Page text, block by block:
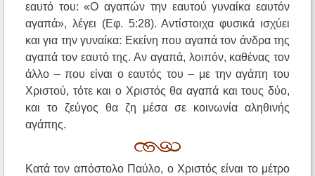
εαυτό του: «Ο αγαπών την εαυτού γυναίκα εαυτόν
αγαπά», λέγει (Εφ. 5:28). Αντίστοιχα φυσικά ισχύει
και για την γυναίκα: Εκείνη που αγαπά τον άνδρα της
αγαπά τον εαυτό της. Αν αγαπά, λοιπόν, καθένας τον
άλλο – που είναι ο εαυτός του – με την αγάπη του
Χριστού, τότε και ο Χριστός θα αγαπά και τους δύο,
και το ζεύγος θα ζη μέσα σε κοινωνία αληθινής
αγάπης.
Κατά τον απόστολο Παύλο, ο Χριστός είναι το μέτρο